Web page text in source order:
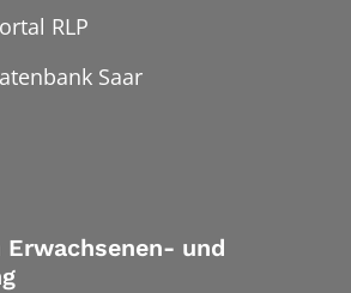
RLP
Saar
und